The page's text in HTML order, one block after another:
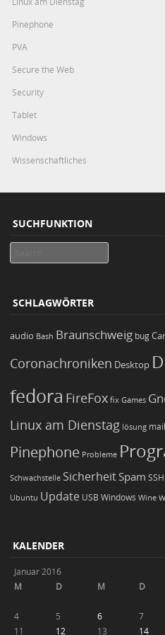
Pinephone
PVA
Secure the Web
Security
Tablet
Windows
Wissenschaftliches
SUCHFUNKTION
SCHLAGWÖRTER
audio Bash Braunschweig bug
Coronachroniken Desktop
fedora FireFox fix Games
Linux am Dienstag lösung
Pinephone Probleme
Schwachstelle Sicherheit Spam SSH
Ubuntu Update USB Windows Wine
KALENDER
Januar 2016
M
D M D
4
5 6 7
11
12 13 14